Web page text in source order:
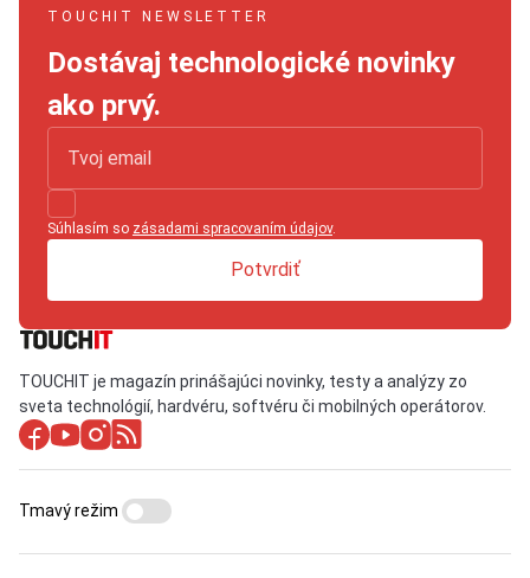
TOUCHIT NEWSLETTER
Dostávaj technologické novinky
ako prvý.
Súhlasím so zásadami spracovaním údajov.
Potvrdiť
TOUCHIT je magazín prinášajúci novinky, testy a analýzy zo
sveta technológií, hardvéru, softvéru či mobilných operátorov.
Tmavý režim